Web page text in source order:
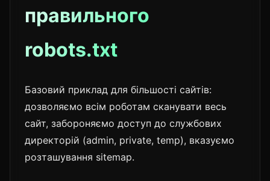
правильного
robots.txt
Базовий приклад для більшості сайтів:
дозволяємо всім роботам сканувати весь
сайт, забороняємо доступ до службових
директорій (admin, private, temp), вказуємо
розташування sitemap.